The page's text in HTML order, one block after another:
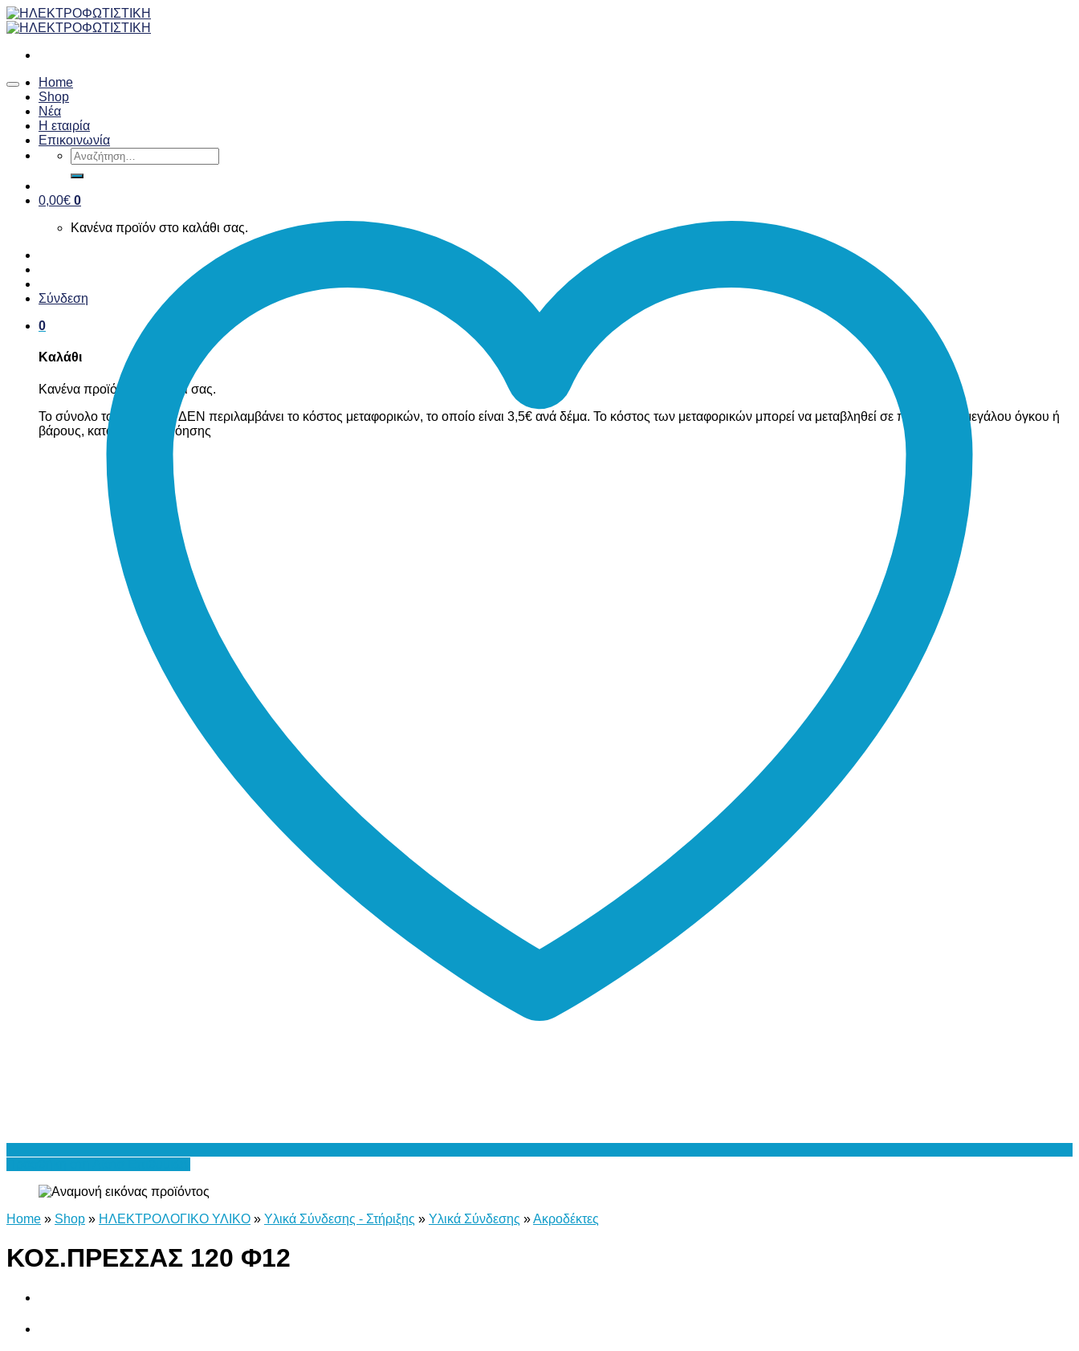
Skip
to
Home
Shop
Νέα
Η εταιρία
Επικοινωνία
Αναζήτηση
για:
0,00€ 0
Κανένα προϊόν στο καλάθι σας.
Σύνδεση
0
Καλάθι
Κανένα προϊόν στο καλάθι σας.
Το σύνολο του καλαθιού ΔΕΝ περιλαμβάνει το κόστος μεταφορικών, το οποίο είναι 3,5€ ανά δέμα. Το κόστος των μεταφορικών μπορεί να μεταβληθεί σε περίπτωση μεγάλου όγκου ή
βάρους, κατόπιν συνεννόησης
Home » Shop » ΗΛΕΚΤΡΟΛΟΓΙΚΟ ΥΛΙΚΟ » Υλικά Σύνδεσης - Στήριξης » Υλικά Σύνδεσης »Ακροδέκτες
ΚΟΣ.ΠΡΕΣΣΑΣ 120 Φ12